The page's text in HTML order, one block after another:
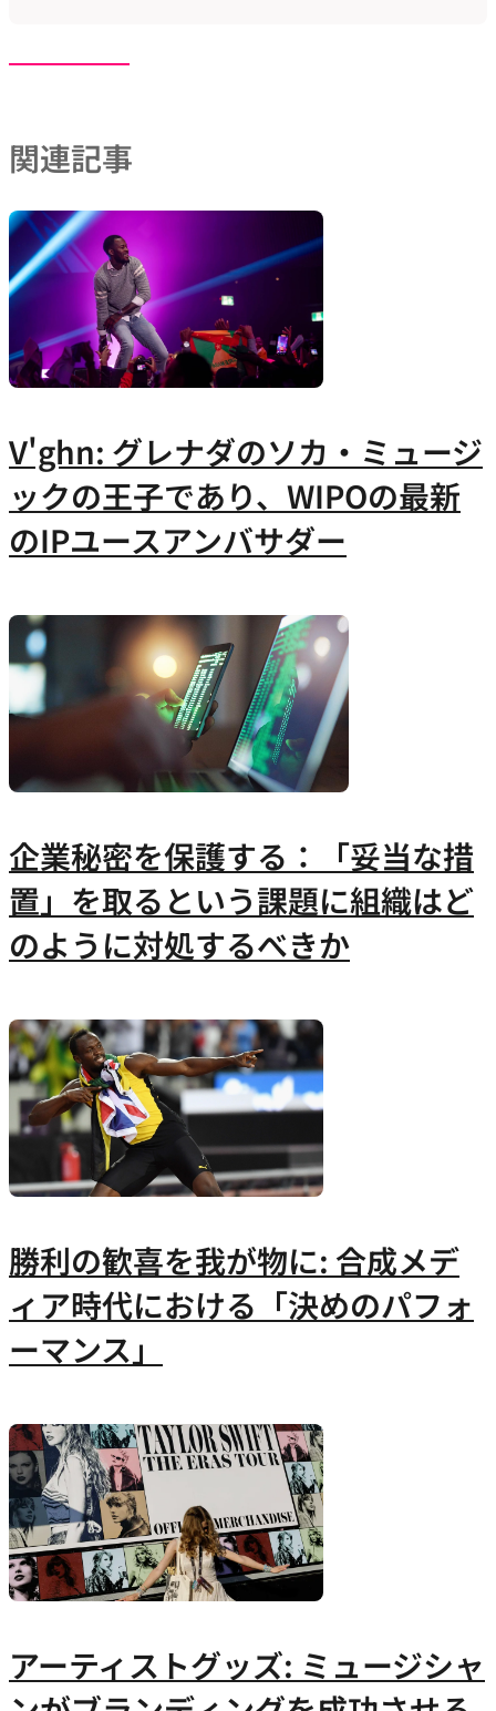
関連記事
V'ghn: グレナダのソカ・ミュージ
ックの王子であり、WIPOの最新
のIPユースアンバサダー
企業秘密を保護する：「妥当な措
置」を取るという課題に組織はど
のように対処するべきか
勝利の歓喜を我が物に: 合成メデ
ィア時代における「決めのパフォ
ーマンス」
アーティストグッズ: ミュージシャ